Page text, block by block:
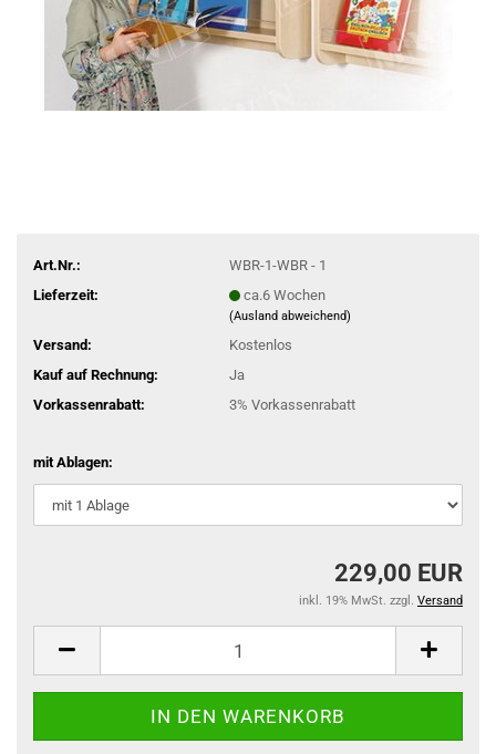
Art.Nr.:
WBR-1-WBR - 1
Lieferzeit:
ca.6 Wochen
(Ausland abweichend)
Versand:
Kostenlos
Kauf auf Rechnung:
Ja
Vorkassenrabatt:
3% Vorkassenrabatt
mit Ablagen:
229,00 EUR
inkl. 19% MwSt. zzgl. Versand